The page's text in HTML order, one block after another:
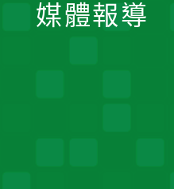
媒體報導